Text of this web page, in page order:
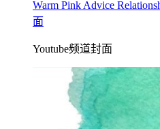
Warm Pink Advice
面
Youtube频道封面